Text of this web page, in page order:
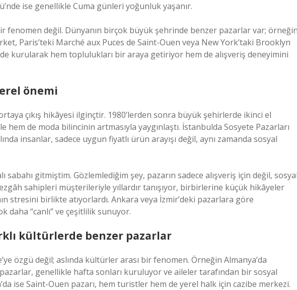
ise genellikle Cuma günleri yoğunluk yaşanır.
fenomen değil. Dünyanın birçok büyük şehrinde benzer pazarlar var;
Paris’teki Marché aux Puces de Saint-Ouen veya New York’taki Brooklyn
kurularak hem toplulukları bir araya getiriyor hem de alışveriş deneyimini
önemi
çıkış hikâyesi ilginçtir. 1980’lerden sonra büyük şehirlerde ikinci el
de moda bilincinin artmasıyla yaygınlaştı. İstanbulda Sosyete Pazarları
insanlar, sadece uygun fiyatlı ürün arayışı değil, aynı zamanda sosyal
sabahı gitmiştim. Gözlemlediğim şey, pazarın sadece alışveriş için değil,
sahipleri müşterileriyle yıllardır tanışıyor, birbirlerine küçük hikâyeler
stresini birlikte atıyorlardı. Ankara veya İzmir’deki pazarlara göre
daha “canlı” ve çeşitlilik sunuyor.
kültürlerde benzer pazarlar
özgü değil; aslında kültürler arası bir fenomen. Örneğin Almanya’da
genellikle hafta sonları kuruluyor ve aileler tarafından bir sosyal
ise Saint-Ouen pazarı, hem turistler hem de yerel halk için cazibe merkezi.